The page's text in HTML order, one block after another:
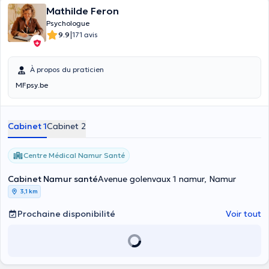
paix et s’épanouir. Ces valeurs croisent mes besoins de liberté et
d’accomplissement, de créativité, d’harmonie avec les autres, de
paix intérieure, de recherche de bonheur, d’authenticité et de
réalisation dans mes actions professionnelles.
Mathilde Feron
Psychologue
9.9|171 avis
À propos du praticien
MFpsy.be
Cabinet 1Cabinet 2
Centre Médical Namur Santé
Cabinet Namur santéAvenue golenvaux 1 namur, Namur
3,1 km
Prochaine disponibilité Voir tout